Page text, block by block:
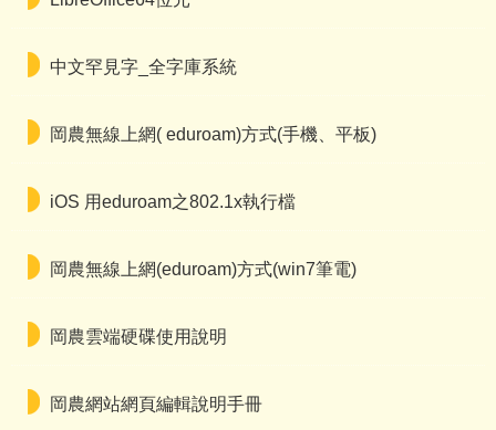
中文罕見字_全字庫系統
岡農無線上網( eduroam)方式(手機、平板)
iOS 用eduroam之802.1x執行檔
岡農無線上網(eduroam)方式(win7筆電)
岡農雲端硬碟使用說明
岡農網站網頁編輯說明手冊